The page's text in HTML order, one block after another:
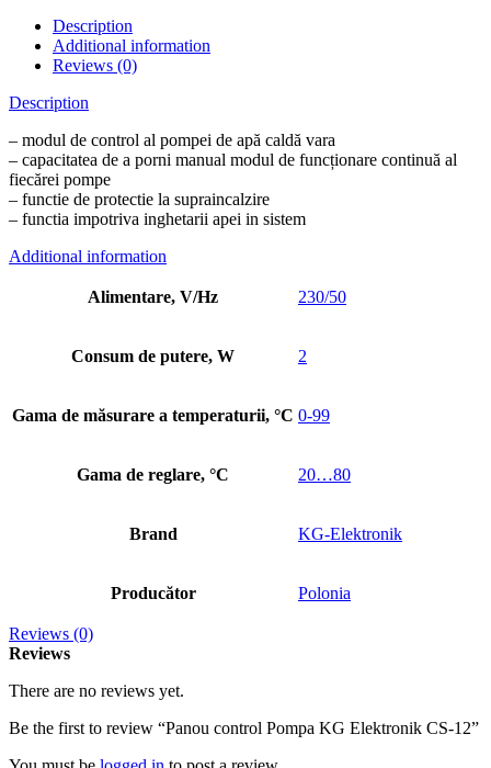
Description
Additional information
Reviews (0)
Description
– modul de control al pompei de apă caldă vara
– capacitatea de a porni manual modul de funcționare continuă al
fiecărei pompe
– functie de protectie la supraincalzire
– functia impotriva inghetarii apei in sistem
Additional information
Alimentare, V/Hz 230/50
Consum de putere, W 2
Gama de măsurare a temperaturii, °C 0-99
Gama de reglare, °C 20…80
Brand KG-Elektronik
Producător Polonia
Reviews (0)
Reviews
There are no reviews yet.
Be the first to review “Panou control Pompa KG Elektronik CS-12”